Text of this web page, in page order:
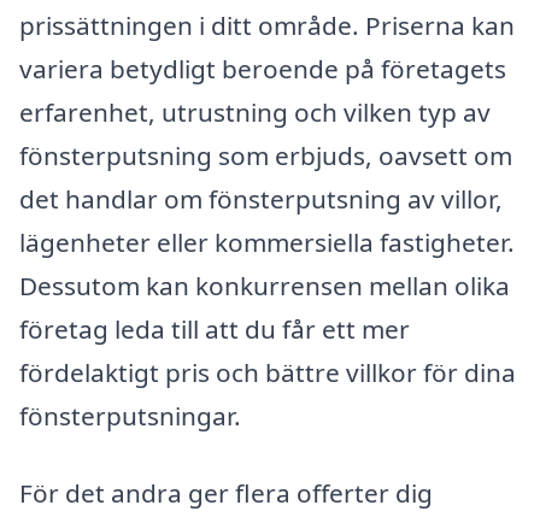
prissättningen i ditt område. Priserna kan
variera betydligt beroende på företagets
erfarenhet, utrustning och vilken typ av
fönsterputsning som erbjuds, oavsett om
det handlar om fönsterputsning av villor,
lägenheter eller kommersiella fastigheter.
Dessutom kan konkurrensen mellan olika
företag leda till att du får ett mer
fördelaktigt pris och bättre villkor för dina
fönsterputsningar.
För det andra ger flera offerter dig